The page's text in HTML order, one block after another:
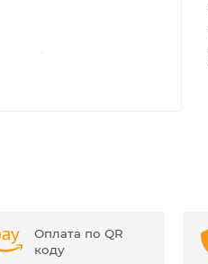
Оплата по QR
коду